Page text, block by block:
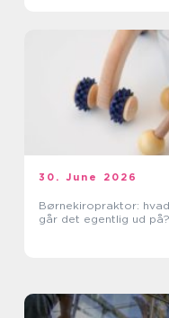
30. June 2026
Børnekiropraktor: hvad
går det egentlig ud på?